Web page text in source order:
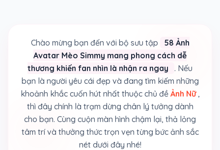
Chào mừng bạn đến với bộ sưu tập
58 Ảnh
Avatar Mèo Simmy mang phong cách dễ
thương khiến fan nhìn là nhận ra ngay
. Nếu
bạn là người yêu cái đẹp và đang tìm kiếm những
khoảnh khắc cuốn hút nhất thuộc chủ đề Ảnh Nữ,
thì đây chính là trạm dừng chân lý tưởng dành
cho bạn. Cùng cuộn màn hình chậm lại, thả lỏng
tâm trí và thưởng thức trọn vẹn từng bức ảnh sắc
nét dưới đây nhé!